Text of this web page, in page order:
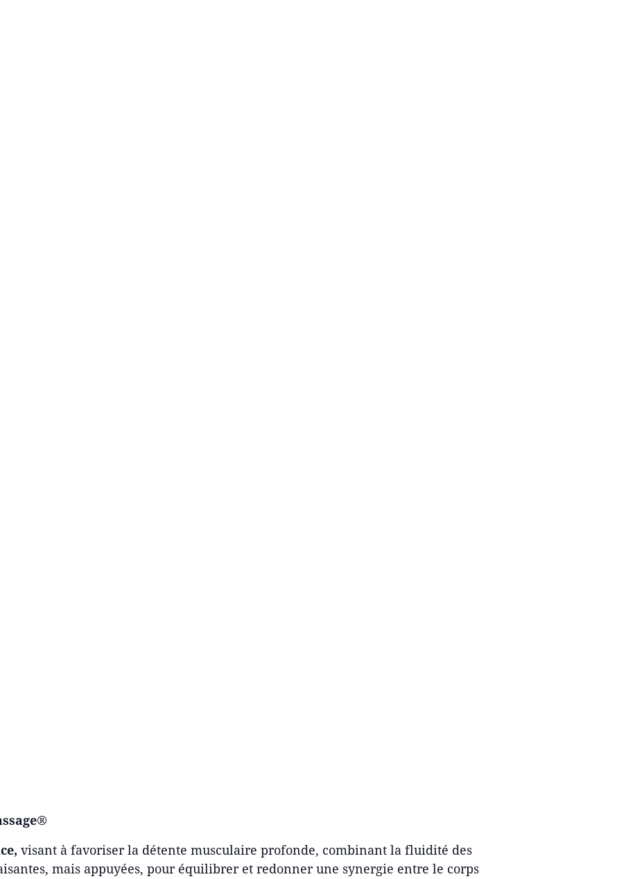
visant à favoriser la détente musculaire profonde, combinant la fluidité des
mais appuyées, pour équilibrer et redonner une synergie entre le corps